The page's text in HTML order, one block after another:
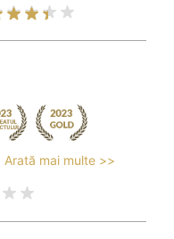
Arată mai multe >>